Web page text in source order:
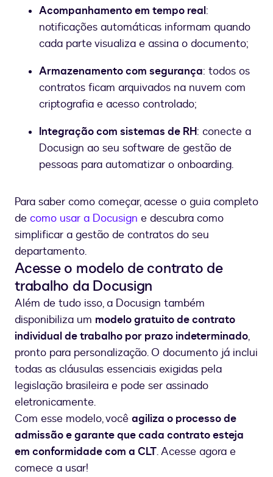
Acompanhamento em tempo real:
notificações automáticas informam quando
cada parte visualiza e assina o documento;
Armazenamento com segurança: todos os
contratos ficam arquivados na nuvem com
criptografia e acesso controlado;
Integração com sistemas de RH: conecte a
Docusign ao seu software de gestão de
pessoas para automatizar o onboarding.
Para saber como começar, acesse o guia completo
de como usar a Docusign e descubra como
simplificar a gestão de contratos do seu
departamento.
Acesse o modelo de contrato de
trabalho da Docusign
Além de tudo isso, a Docusign também
disponibiliza um modelo gratuito de contrato
individual de trabalho por prazo indeterminado,
pronto para personalização. O documento já inclui
todas as cláusulas essenciais exigidas pela
legislação brasileira e pode ser assinado
eletronicamente.
Com esse modelo, você agiliza o processo de
admissão e garante que cada contrato esteja
em conformidade com a CLT. Acesse agora e
comece a usar!